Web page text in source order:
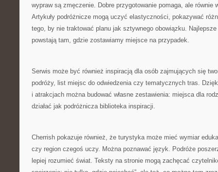
wypraw są zmęczenie. Dobre przygotowanie pomaga, ale równie
Artykuły podróżnicze mogą uczyć elastyczności, pokazywać
tego, by nie traktować planu jak sztywnego obowiązku.
powstają tam, gdzie zostawiamy miejsce na przypadek.
Serwis może być również inspiracją dla osób zajmujących się
podróży, list miejsc do odwiedzenia czy tematycznych tras.
i atrakcjach można budować własne zestawienia: miejsca dla
działać jak podróżnicza biblioteka inspiracji.
Cherrish pokazuje również, że turystyka może mieć wymiar
czy region czegoś uczy. Można poznawać język. Podróże
lepiej rozumieć świat. Teksty na stronie mogą zachęcać